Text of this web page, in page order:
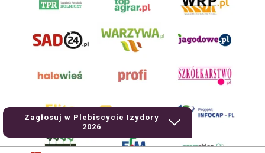
Zagłosuj w Plebiscycie Izydory
2026